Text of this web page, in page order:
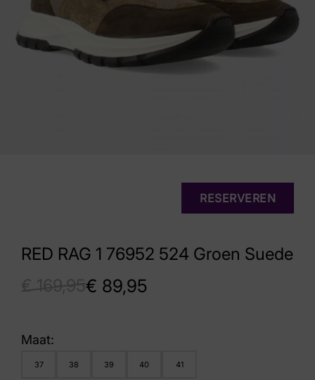
RED RAG 1 76952 524 Groen Suede
€ 89,95
RESERVEREN
Maat:
37 38 39 40 41